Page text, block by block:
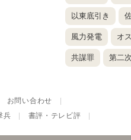
以東底引き
風力発電 オ
共謀罪 第二
お問い合わせ
兵 書評・テレビ評